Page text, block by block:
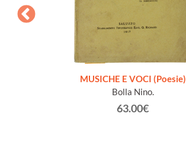
MUSICHE E VOCI (Poesie)
Bolla Nino.
63.00€